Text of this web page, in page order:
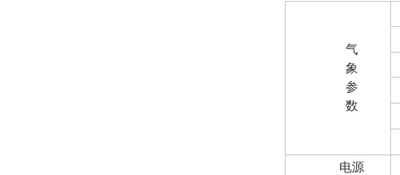
气
象
参
数
电源